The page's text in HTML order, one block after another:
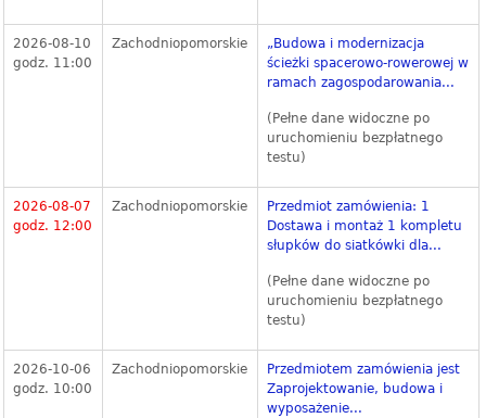
2026-08-10
godz. 11:00
Zachodniopomorskie
„Budowa i modernizacja
ścieżki spacerowo-rowerowej w
ramach zagospodarowania...
(Pełne dane widoczne po
uruchomieniu bezpłatnego
testu)
2026-08-07
godz. 12:00
Zachodniopomorskie
Przedmiot zamówienia: 1
Dostawa i montaż 1 kompletu
słupków do siatkówki dla...
(Pełne dane widoczne po
uruchomieniu bezpłatnego
testu)
2026-10-06
godz. 10:00
Zachodniopomorskie
Przedmiotem zamówienia jest
Zaprojektowanie, budowa i
wyposażenie...